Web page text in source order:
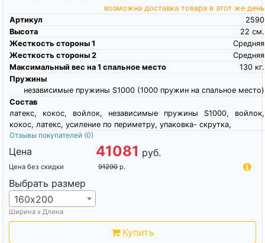
возможна доставка товара в этот же день
Артикул
2590
Высота
см.
22
Жесткость стороны 1
Средняя
Жесткость стороны 2
Средняя
Максимальный вес на 1 спальное место
кг.
130
Пружины
независимые пружины S1000 (1000 пружин на спальное место)
Состав
латекс, кокос, войлок, независимые пружины S1000, войлок,
кокос, латекс, усиление по периметру, упаковка- скрутка,
Отзывы покупателей (0)
Цена 41081 руб.
Цена без скидки 91290 р.
Выбрать размер
160х200
Ширина х Длина
Купить